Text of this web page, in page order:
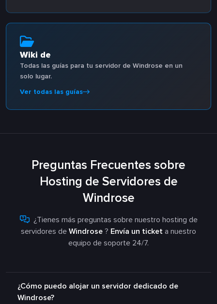
Wiki de
Todas las guías para tu servidor de Windrose en un
solo lugar.
Ver todas las guías
Preguntas Frecuentes sobre
Hosting de Servidores de
Windrose
¿Tienes más preguntas sobre nuestro hosting de
servidores de Windrose ? Envía un ticket a nuestro
equipo de soporte 24/7.
¿Cómo puedo alojar un servidor dedicado de
Windrose?